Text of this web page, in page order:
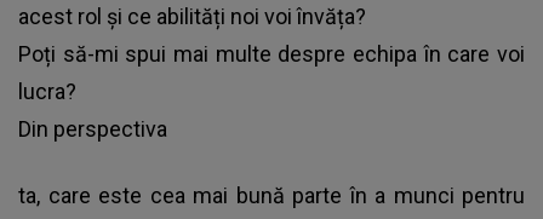
acest rol și ce abilități noi voi învăța?
Poți să-mi spui mai multe despre echipa în care voi
lucra?
Din perspectiva
ta, care este cea mai bună parte în a munci pentru